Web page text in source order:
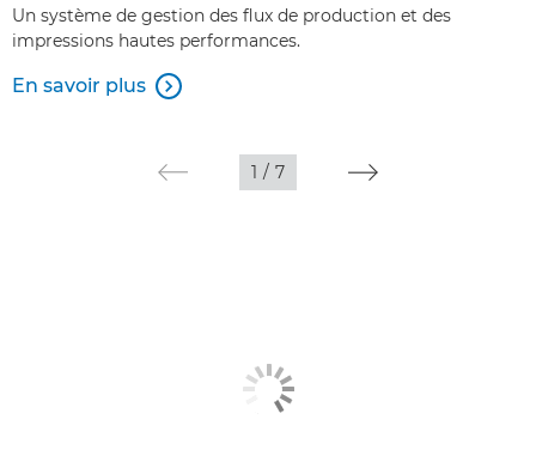
Un système de gestion des flux de production et des
impressions hautes performances.
En savoir plus 
1 / 7